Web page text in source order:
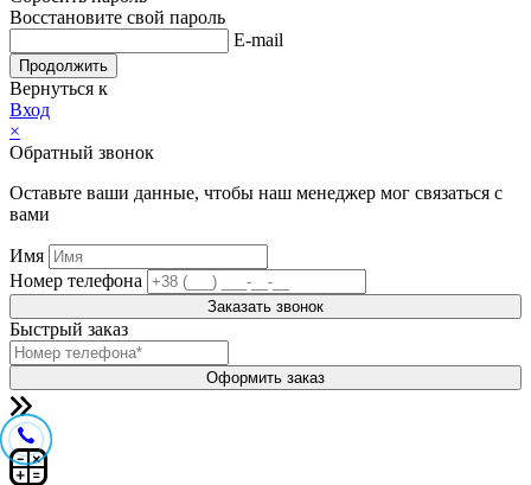
Восстановите свой пароль
E-mail
Продолжить
Вернуться к
Вход
×
Обратный звонок
Оставьте ваши данные, чтобы наш менеджер мог связаться с
вами
Имя
Номер телефона
Заказать звонок
Быстрый заказ
Оформить заказ